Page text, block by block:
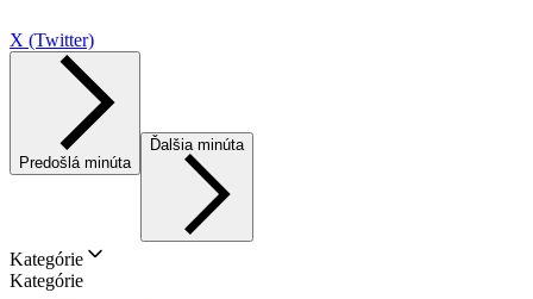
X (Twitter)
Predošlá minúta
Ďalšia minúta
Kategórie
Kategórie